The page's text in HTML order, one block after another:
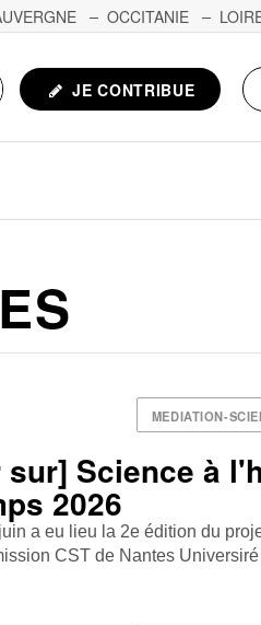
OCCITANIE
JE CONTRIBUE
MEDIATION-
sur] Science à
2026
a eu lieu la 2e édition du
CST de Nantes